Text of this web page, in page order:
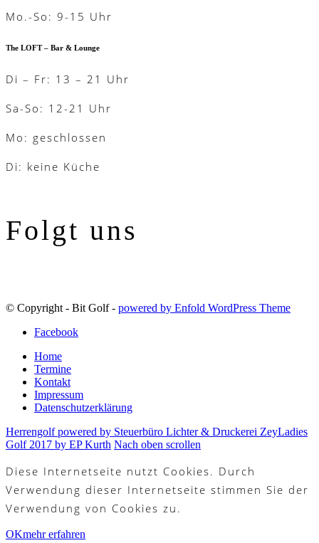
Mo.-So: 9-15 Uhr
The LOFT – Bar & Lounge
Di – Fr: 13 – 21 Uhr
Sa-So: 12-21 Uhr
Mo: geschlossen
Di: keine Küche
Folgt uns
© Copyright - Bit Golf - powered by Enfold WordPress Theme
Facebook
Home
Termine
Kontakt
Impressum
Datenschutzerklärung
Herrengolf powered by Steuerbüro Lichter & Druckerei ZeyLadies
Golf 2017 by EP Kurth Nach oben scrollen
Diese Internetseite nutzt Cookies. Durch
Verwendung dieser Internetseite stimmen Sie der
Verwendung von Cookies zu.
OKmehr erfahren